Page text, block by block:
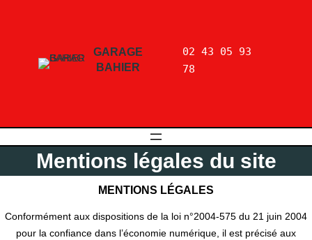
GARAGE
BAHIER
02 43 05 93
78
Mentions légales du site
MENTIONS LÉGALES
Conformément aux dispositions de la loi n°2004-575 du 21 juin 2004
pour la confiance dans l’économie numérique, il est précisé aux